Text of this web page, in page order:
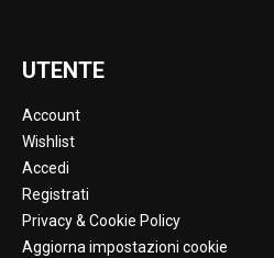
UTENTE
Account
Wishlist
Accedi
Registrati
Privacy & Cookie Policy
Aggiorna impostazioni cookie